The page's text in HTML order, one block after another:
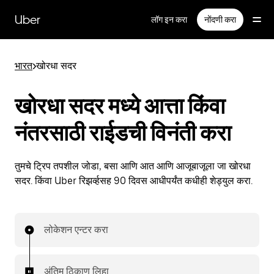
सामग्रीवरUber लॉग इन करा नोंदणी करा
भारत>खोरधा सदर
खोरधा सदर मध्ये आत्ता किंवा
नंतरसाठी राईडची विनंती करा
तुमचे ट्रिप तपशील जोडा, बसा आणि आत आणि आजूबाजूला जा खोरधा
सदर. किंवा Uber रिझर्व्हसह 90 दिवस आधीपर्यंत कधीही शेड्युल करा.
लोकेशन एन्टर करा
अंतिम ठिकाण लिहा